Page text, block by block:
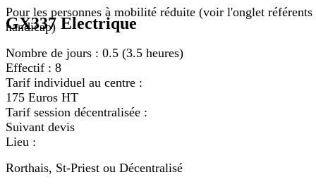
GX337 Electrique
Pour les personnes à mobilité réduite (voir l'onglet référents
handicap)
Nombre de jours : 0.5 (3.5 heures)
Effectif : 8
Tarif individuel au centre :
175 Euros HT
Tarif session décentralisée :
Suivant devis
Lieu :
Rorthais, St-Priest ou Décentralisé